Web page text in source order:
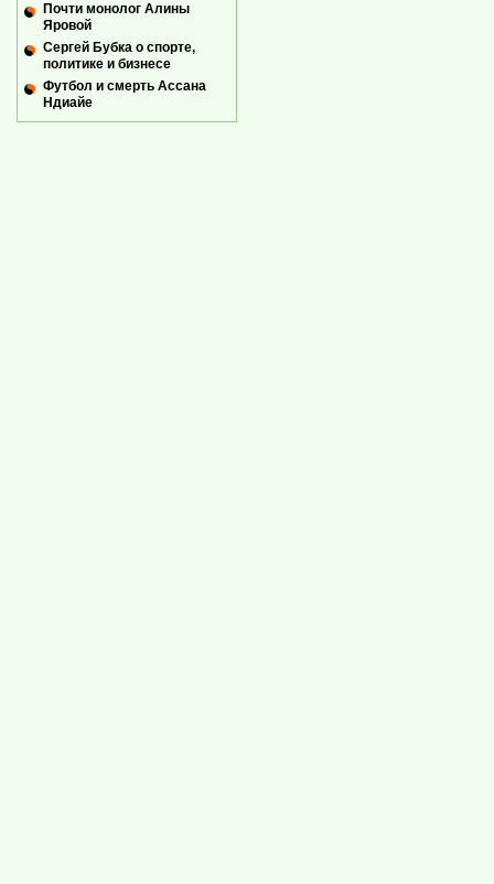
Почти монолог Алины
Яровой
Сергей Бубка о спорте,
политике и бизнесе
Футбол и смерть Ассана
Ндиайе